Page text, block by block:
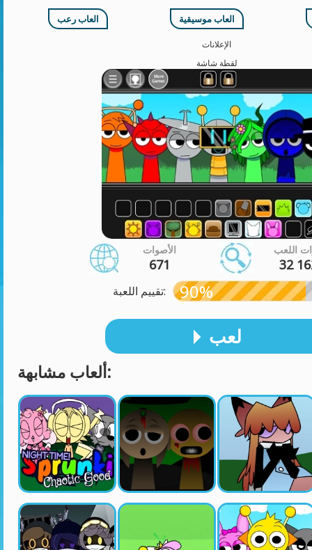
العاب رعب العاب موسيقية
الإعلانات
لقطة شاشة
الأصوات
671
اللعب
32
تقييم اللعبة: 90%
لعب
ألعاب مشابهة: